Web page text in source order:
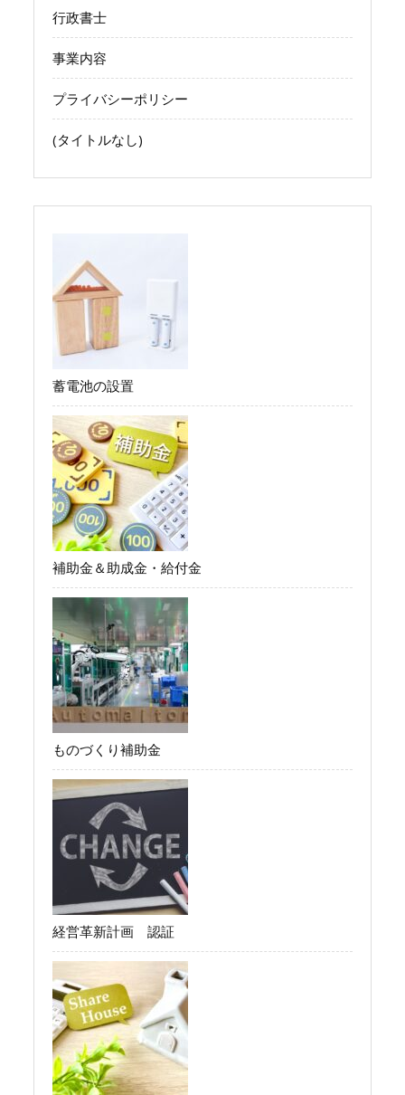
行政書士
事業内容
プライバシーポリシー
(タイトルなし)
蓄電池の設置
補助金＆助成金・給付金
ものづくり補助金
経営革新計画 認証